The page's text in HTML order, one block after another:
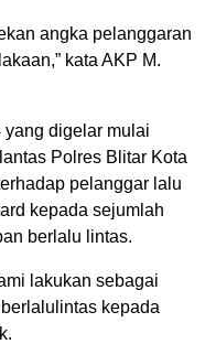
angka pelanggaran
kata AKP M.
yang digelar mulai
Polres Blitar Kota
pelanggar lalu
kepada sejumlah
berlalu lintas.
lakukan sebagai
kepada